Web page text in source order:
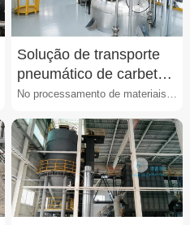
Solução de transporte
pneumático de carbeto
de silício micronizado
No processamento de materiais
silício micronizado (S···